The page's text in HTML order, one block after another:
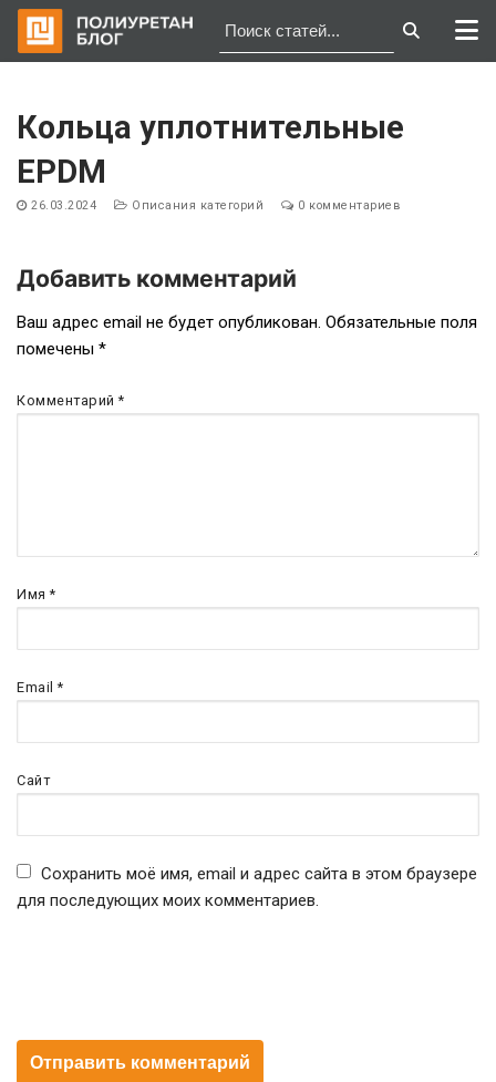
содержимому
Кольца уплотнительные
EPDM
26.03.2024 Описания категорий 0 комментариев
Навигация
по
записям
Добавить комментарий
Ваш адрес email не будет опубликован. Обязательные поля
помечены *
Комментарий*
Имя*
Email*
Сайт
Сохранить моё имя, email и адрес сайта в этом браузере
для последующих моих комментариев.